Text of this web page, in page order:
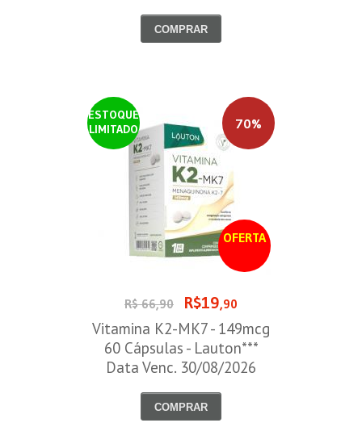
COMPRAR
ESTOQUE
LIMITADO
OFERTA
70%
R$ 66,90 R$19,90
Vitamina K2-MK7 - 149mcg
60 Cápsulas - Lauton***
Data Venc. 30/08/2026
COMPRAR